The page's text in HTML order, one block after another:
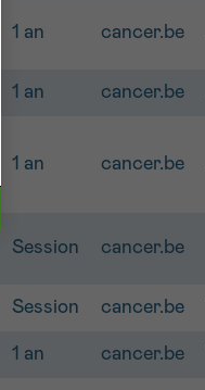
1 an cancer.be
1 an cancer.be
1 an cancer.be
Session cancer.be
Session cancer.be
1 an cancer.be